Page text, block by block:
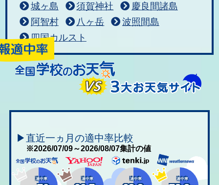
城ヶ島
須賀神社
慶良間諸島
阿智村
八ヶ岳
波照間島
四国カルスト
▶直近一ヵ月の適中率比較
※2026/07/09～2026/08/07集計の値
適中率 適中率 適中率 適中率